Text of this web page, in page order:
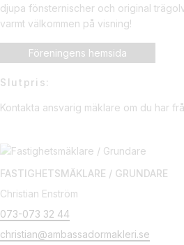
djupa fönsternischer och original
varmt välkommen på visning!
Föreningens hemsida
Slutpris:
Kontakta ansvarig mäklare om du har
FASTIGHETSMÄKLARE / GRUNDARE
Christian Enström
073-073 32 44
christian@ambassadormakleri.se